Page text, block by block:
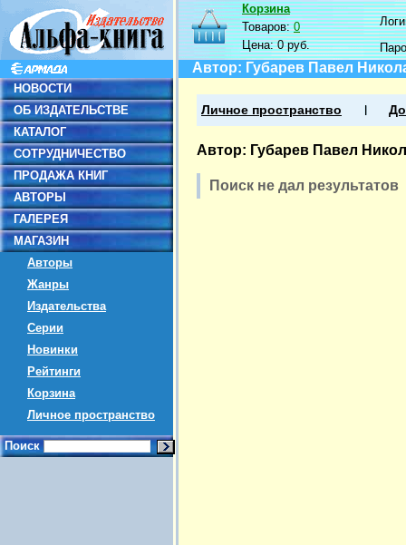
НОВОСТИ
ОБ ИЗДАТЕЛЬСТВЕ
КАТАЛОГ
СОТРУДНИЧЕСТВО
ПРОДАЖА КНИГ
АВТОРЫ
ГАЛЕРЕЯ
МАГАЗИН
Авторы
Жанры
Издательства
Серии
Новинки
Рейтинги
Корзина
Личное пространство
Поиск
Корзина
Товаров:0
Цена:0 руб.
Автор: Губарев Павел
Личное пространство
Автор: Губарев Павел
Поиск не дал результатов